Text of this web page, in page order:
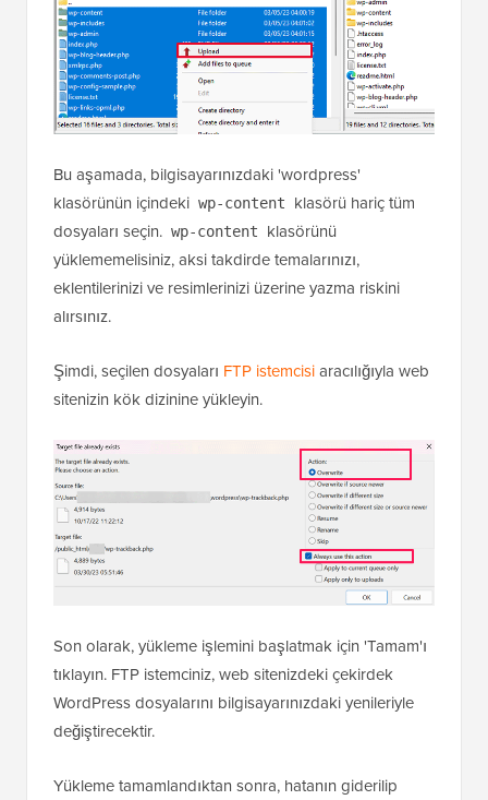
Bu aşamada, bilgisayarınızdaki 'wordpress'
klasörünün içindeki wp-content
klasörü hariç tüm
dosyaları seçin. wp-content
klasörünü
yüklememelisiniz, aksi takdirde temalarınızı,
eklentilerinizi ve resimlerinizi üzerine yazma riskini
alırsınız.
Şimdi, seçilen dosyaları FTP istemcisiaracılığıyla web
sitenizin kök dizinine yükleyin.
Son olarak, yükleme işlemini başlatmak için 'Tamam'ı
tıklayın. FTP istemciniz, web sitenizdeki çekirdek
WordPress dosyalarını bilgisayarınızdaki yenileriyle
değiştirecektir.
Yükleme tamamlandıktan sonra, hatanın giderilip